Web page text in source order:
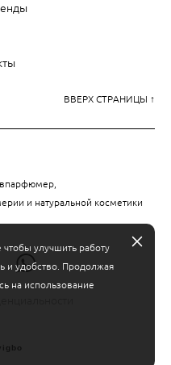
ВВЕРХ СТРАНИЦЫ ↑
и натуральной косметики
улучшить работу
и удобство. Продолжая
на использование